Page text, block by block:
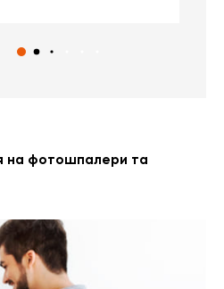
на фотошпалери та